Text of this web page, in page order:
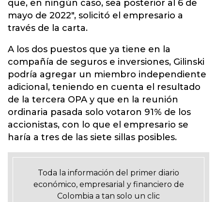
que, en ningún caso, sea posterior al 6 de
mayo de 2022", solicitó el empresario a
través de la carta.
A los dos puestos que ya tiene en la
compañía de seguros e inversiones, Gilinski
podría agregar un miembro independiente
adicional, teniendo en cuenta el resultado
de la tercera OPA y que en la reunión
ordinaria pasada solo votaron 91% de los
accionistas, con lo que el empresario se
haría a tres de las siete sillas posibles.
Toda la información del primer diario
económico, empresarial y financiero de
Colombia a tan solo un clic